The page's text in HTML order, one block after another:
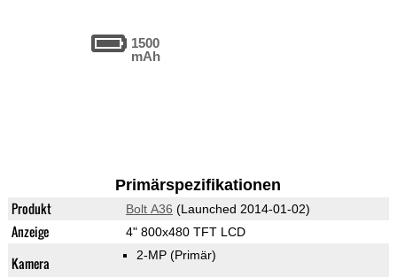
1500
mAh
Primärspezifikationen
Produkt Bolt A36 (Launched 2014-01-02)
Anzeige 4" 800x480 TFT LCD
Kamera 2-MP (Primär)